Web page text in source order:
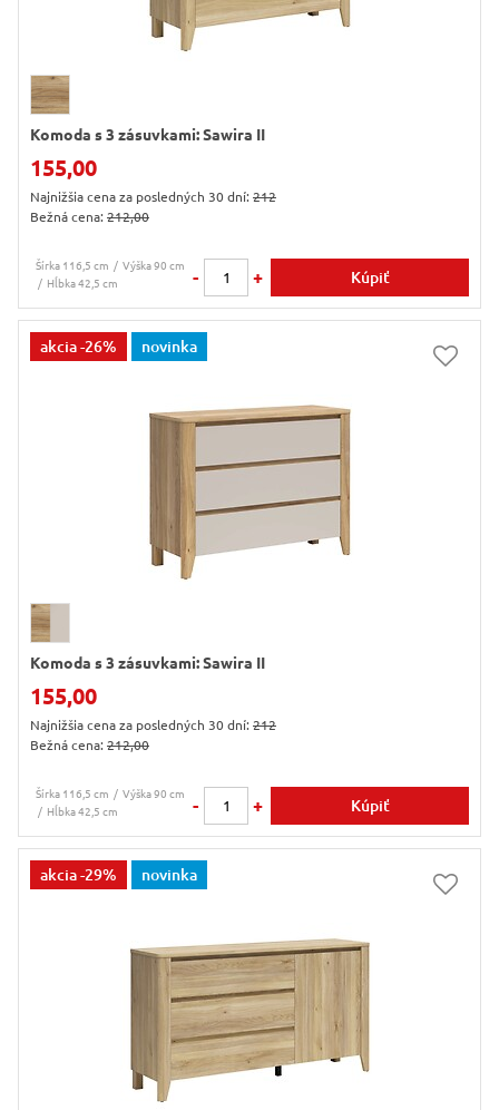
Komoda s 3 zásuvkami: Sawira II
155,00
Najnižšia cena za posledných 30 dní: 212
Bežná cena: 212,00
Šírka 116,5 cm
Výška 90 cm
Hĺbka 42,5 cm
- + Kúpiť
akcia-26% novinka
Komoda s 3 zásuvkami: Sawira II
155,00
Najnižšia cena za posledných 30 dní: 212
Bežná cena: 212,00
Šírka 116,5 cm
Výška 90 cm
Hĺbka 42,5 cm
- + Kúpiť
akcia-29% novinka